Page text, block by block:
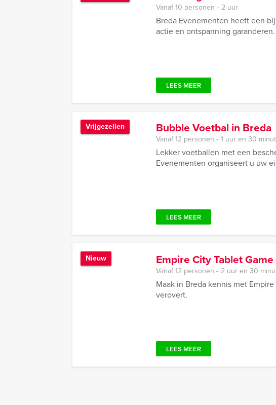
Vanaf 10 personen ‐ 2 uur
Breda Evenementen heeft een
actie en ontspanning garanderen.
LEES MEER
Bubble Voetbal in Breda
Vrijgezellen
Vanaf 12 personen ‐ 1 uur en 30
Lekker voetballen met een
Evenementen organiseert u uw
LEES MEER
Empire City Tablet
Nieuw
Vanaf 12 personen ‐ 2 uur en 30
Maak in Breda kennis met
verovert.
LEES MEER